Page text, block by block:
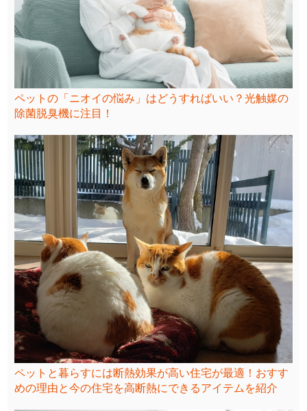
ペットの「ニオイの悩み」はどうすればいい？光触媒の
除菌脱臭機に注目！
ペットと暮らすには断熱効果が高い住宅が最適！おすす
めの理由と今の住宅を高断熱にできるアイテムを紹介